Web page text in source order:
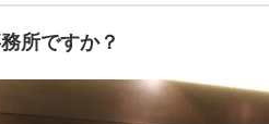
所ですか？